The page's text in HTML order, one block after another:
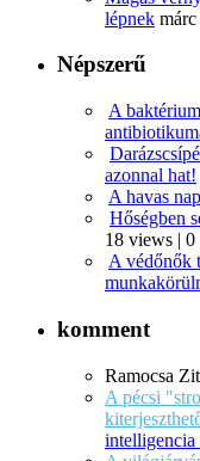
lépnek
Népszerű
A
azonnal hat!
A havas
Hőségben
18 views | 0
A védőnők
komment
Ramocsa
A pécsi
intelligencia